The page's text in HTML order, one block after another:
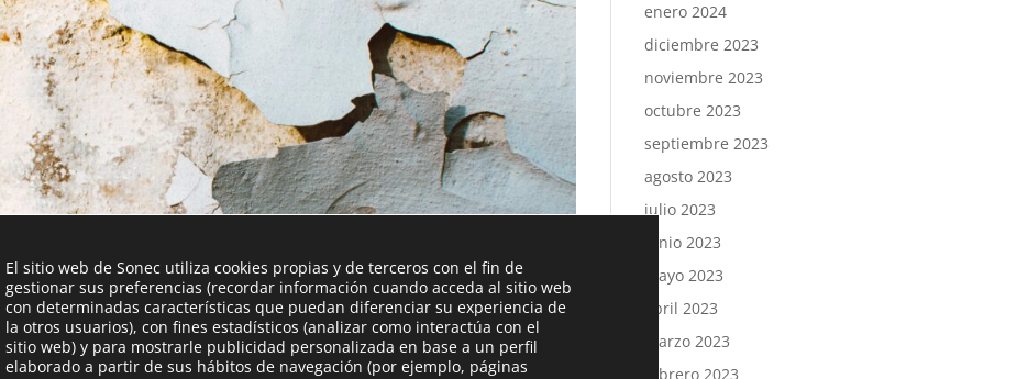
enero 2024
diciembre 2023
noviembre 2023
octubre 2023
septiembre 2023
agosto 2023
julio 2023
junio 2023
mayo 2023
abril 2023
marzo 2023
febrero 2023
El sitio web de Sonec utiliza cookies propias y de terceros con el fin de
gestionar sus preferencias (recordar información cuando acceda al sitio web
con determinadas características que puedan diferenciar su experiencia de
la otros usuarios), con fines estadísticos (analizar como interactúa con el
sitio web) y para mostrarle publicidad personalizada en base a un perfil
elaborado a partir de sus hábitos de navegación (por ejemplo, páginas